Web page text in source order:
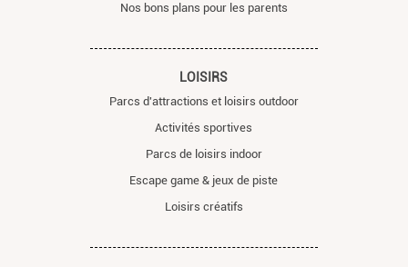
Nos bons plans pour les parents
LOISIRS
Parcs d'attractions et loisirs outdoor
Activités sportives
Parcs de loisirs indoor
Escape game & jeux de piste
Loisirs créatifs